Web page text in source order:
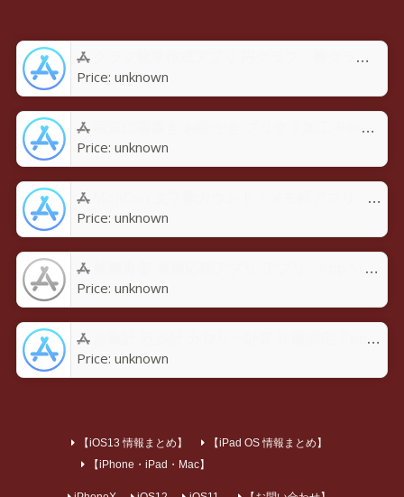
グラフ簡単作成アプリ 円グラフ・棒グラフ・折れ線GraPhoアプリ - App Store
Price: unknown
写真に落書き お絵かき プリクラ加工-Rakugaky-アプリ - App Store
Price: unknown
MojiCon 文字数カウント・メモ帳アプリ - App Store
Price: unknown
禁煙勇者-禁煙応援アプリ-アプリ - App Store
Price: unknown
歩数計 万歩計 カロリー計算 距離測定-Pedoroアプリ - App Store
Price: unknown
【iOS13 情報まとめ】
【iPad OS 情報まとめ】
【iPhone・iPad・Mac】